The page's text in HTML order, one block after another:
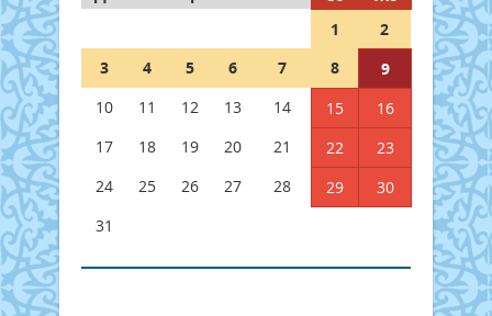
1
2
3
4 5 6 7 8
9
10
11 12 13 14 15
16
17
18 19 20 21 22
23
24
25 26 27 28 29
30
31